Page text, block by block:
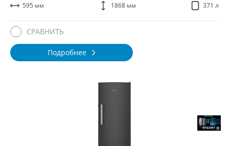
595 мм 1868 мм 371 л
Подробнее
СРАВНИТЬ